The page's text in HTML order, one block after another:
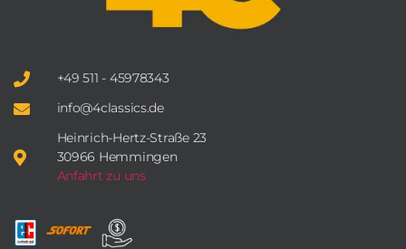
+49 511 - 45978343
info@4classics.de
Heinrich-Hertz-Straße 23
30966 Hemmingen
Anfahrt zu uns